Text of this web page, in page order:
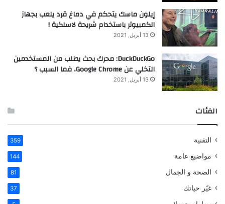
إيلون ماسك يتحكم في دماغ قرد يلعب بجهاز
الكمبيوتر باستخدام شريحة لاسلكية !
13 أبريل, 2021
DuckDuckGo: محرك بحث يطلب من المستخدمين
التخلي عن Google Chrome، فما السبب ؟
13 أبريل, 2021
الفئات
التقنية 359
مواضيع عامة 144
الصحة و الجمال 81
غيّر حياتك 37